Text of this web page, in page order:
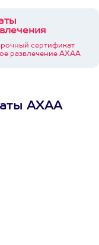
сертификат
развлечение АХАА
АХАА